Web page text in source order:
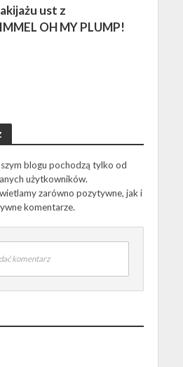
ust z
OH MY PLUMP!
blogu pochodzą tylko od
użytkowników.
zarówno pozytywne, jak i
komentarze.
komentarz